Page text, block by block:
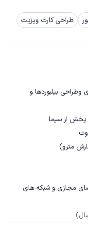
طراحی کارت ویزیت
بیلبوردها و
مجازی و شبکه های